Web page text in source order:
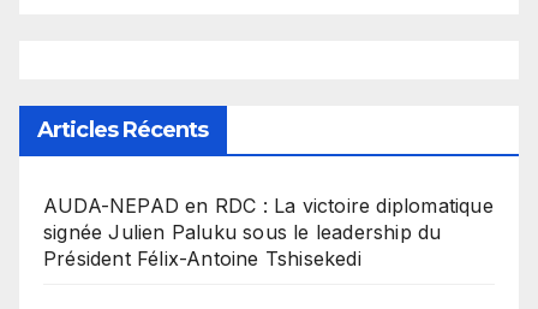
Articles Récents
​AUDA-NEPAD en RDC : La victoire diplomatique
signée Julien Paluku sous le leadership du
Président Félix-Antoine Tshisekedi